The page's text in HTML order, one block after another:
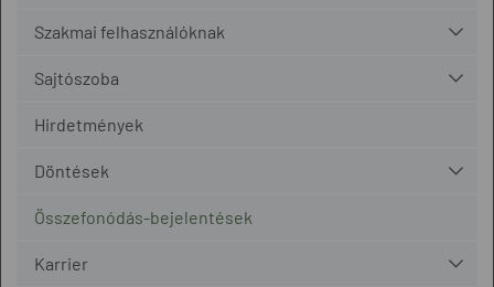
Szakmai felhasználóknak
Sajtószoba
Hirdetmények
Döntések
Összefonódás-bejelentések
Karrier